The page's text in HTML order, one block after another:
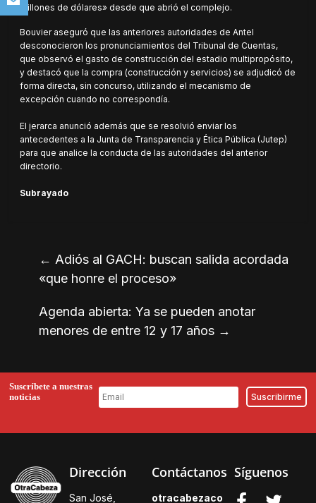
millones de dólares» desde que abrió el complejo.
Bouvier aseguró que las anteriores autoridades de Antel
desconocieron los pronunciamientos del Tribunal de Cuentas,
que observó el gasto de construcción del estadio multipropósito,
y destacó que la compra (construcción y servicios) se adjudicó de
forma directa, sin concurso, utilizando el mecanismo de
excepción cuando no correspondía.
El jerarca anunció además que se resolvió enviar los
antecedentes a la Junta de Transparencia y Ética Pública (Jutep)
para que analice la conducta de las autoridades del anterior
directorio.
Subrayado
← Adiós al GACH: buscan salida acordada
«que honre el proceso»
Agenda abierta: Ya se pueden anotar
menores de entre 12 y 17 años →
Suscríbete a nuestras
noticias
Dirección
San José,
Contáctanos
otracabezaco
Síguenos